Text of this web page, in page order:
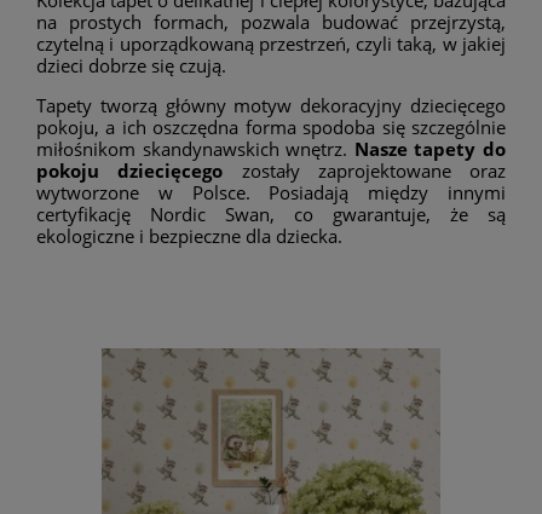
na prostych formach, pozwala budować przejrzystą,
czytelną i uporządkowaną przestrzeń, czyli taką, w jakiej
dzieci dobrze się czują.
Tapety tworzą główny motyw dekoracyjny dziecięcego
pokoju, a ich oszczędna forma spodoba się szczególnie
miłośnikom skandynawskich wnętrz. Nasze tapety do
pokoju dziecięcego zostały zaprojektowane oraz
wytworzone w Polsce. Posiadają między innymi
certyfikację Nordic Swan, co gwarantuje, że są
ekologiczne i bezpieczne dla dziecka.